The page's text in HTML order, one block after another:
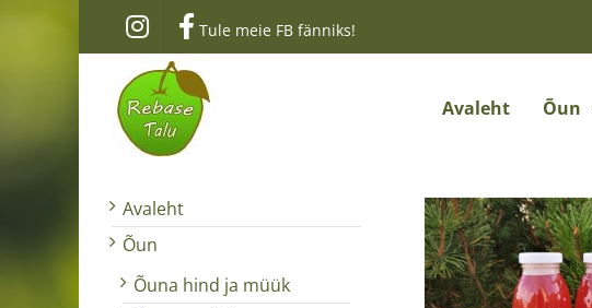
Tule meie FB fänniks!
Avaleht Õun
Avaleht
Õun
Õuna hind ja müük